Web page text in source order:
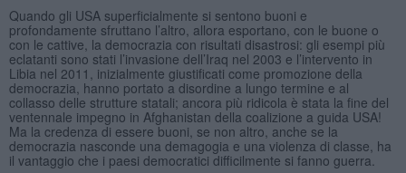
Quando gli USA superficialmente si sentono buoni e
profondamente sfruttano l’altro, allora esportano, con le buone o
con le cattive, la democrazia con risultati disastrosi: gli esempi più
eclatanti sono stati l’invasione dell’Iraq nel 2003 e l’intervento in
Libia nel 2011, inizialmente giustificati come promozione della
democrazia, hanno portato a disordine a lungo termine e al
collasso delle strutture statali; ancora più ridicola è stata la fine del
ventennale impegno in Afghanistan della coalizione a guida USA!
Ma la credenza di essere buoni, se non altro, anche se la
democrazia nasconde una demagogia e una violenza di classe, ha
il vantaggio che i paesi democratici difficilmente si fanno guerra.